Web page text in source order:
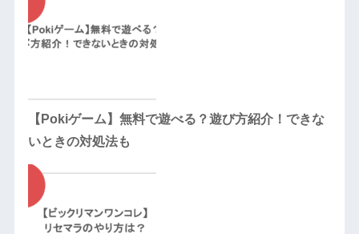
【Pokiゲーム】無料で遊べる？遊び方紹介！できな
いときの対処法も